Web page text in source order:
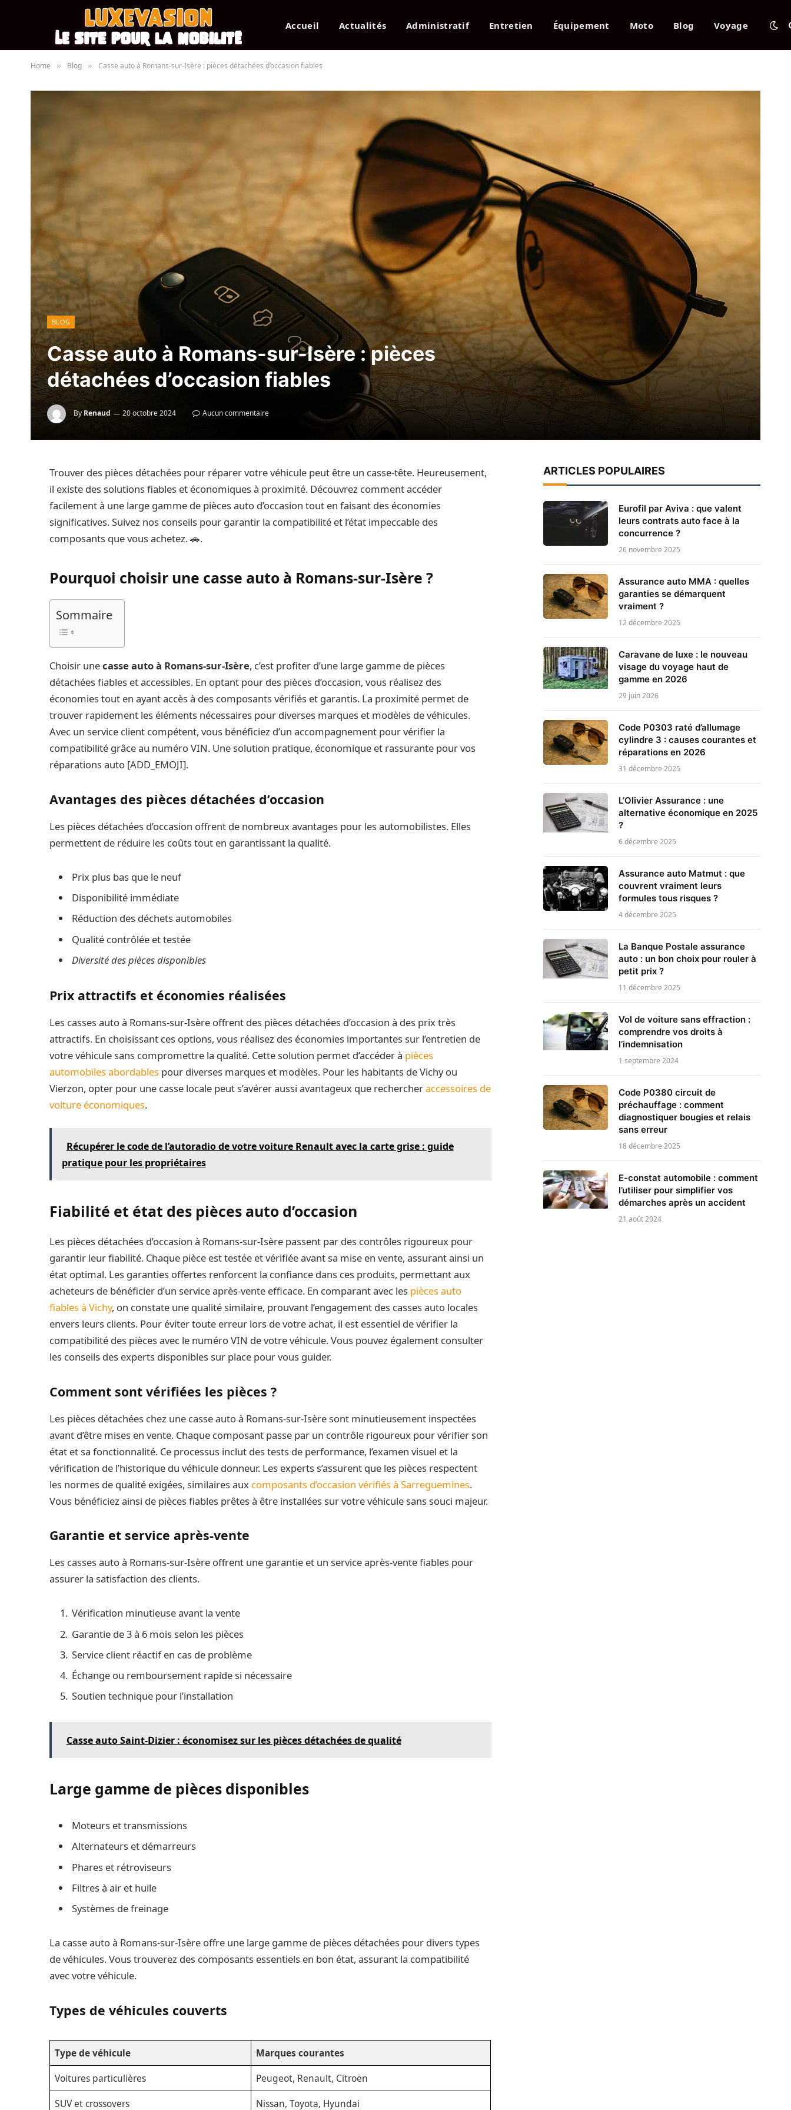
Accueil Actualités Administratif Entretien Équipement Moto Blog Voyage
Home » Blog » Casse auto à Romans-sur-Isère : pièces détachées d’occasion fiables
BLOG
Casse auto à Romans-sur-Isère : pièces
détachées d’occasion fiables
By Renaud 20 octobre 2024 Aucun commentaire
Trouver des pièces détachées pour réparer votre véhicule peut être un casse-tête. Heureusement,
il existe des solutions fiables et économiques à proximité. Découvrez comment accéder
facilement à une large gamme de pièces auto d’occasion tout en faisant des économies
significatives. Suivez nos conseils pour garantir la compatibilité et l’état impeccable des
composants que vous achetez. 🚗.
Pourquoi choisir une casse auto à Romans-sur-Isère ?
Sommaire
Choisir unecasse auto à Romans-sur-Isère, c’est profiter d’une large gamme de pièces
détachées fiables et accessibles. En optant pour des pièces d’occasion, vous réalisez des
économies tout en ayant accès à des composants vérifiés et garantis. La proximité permet de
trouver rapidement les éléments nécessaires pour diverses marques et modèles de véhicules.
Avec un service client compétent, vous bénéficiez d’un accompagnement pour vérifier la
compatibilité grâce au numéro VIN. Une solution pratique, économique et rassurante pour vos
réparations auto [ADD_EMOJI].
Avantages des pièces détachées d’occasion
Les pièces détachées d’occasion offrent de nombreux avantages pour les automobilistes. Elles
permettent de réduire les coûts tout en garantissant la qualité.
Prix plus bas que le neuf
Disponibilité immédiate
Réduction des déchets automobiles
Qualité contrôlée et testée
Diversité des pièces disponibles
Prix attractifs et économies réalisées
Les casses auto à Romans-sur-Isère offrent des pièces détachées d’occasion à des prix très
attractifs. En choisissant ces options, vous réalisez des économies importantes sur l’entretien de
votre véhicule sans compromettre la qualité. Cette solution permet d’accéder à pièces
automobiles abordables pour diverses marques et modèles. Pour les habitants de Vichy ou
Vierzon, opter pour une casse locale peut s’avérer aussi avantageux que rechercheraccessoires de
voiture économiques.
Récupérer le code de l’autoradio de votre voiture Renault avec la carte grise : guide
pratique pour les propriétaires
Fiabilité et état des pièces auto d’occasion
Les pièces détachées d’occasion à Romans-sur-Isère passent par des contrôles rigoureux pour
garantir leur fiabilité. Chaque pièce est testée et vérifiée avant sa mise en vente, assurant ainsi un
état optimal. Les garanties offertes renforcent la confiance dans ces produits, permettant aux
acheteurs de bénéficier d’un service après-vente efficace. En comparant avec les pièces auto
fiables à Vichy, on constate une qualité similaire, prouvant l’engagement des casses auto locales
envers leurs clients. Pour éviter toute erreur lors de votre achat, il est essentiel de vérifier la
compatibilité des pièces avec le numéro VIN de votre véhicule. Vous pouvez également consulter
les conseils des experts disponibles sur place pour vous guider.
Comment sont vérifiées les pièces ?
Les pièces détachées chez une casse auto à Romans-sur-Isère sont minutieusement inspectées
avant d’être mises en vente. Chaque composant passe par un contrôle rigoureux pour vérifier son
état et sa fonctionnalité. Ce processus inclut des tests de performance, l’examen visuel et la
vérification de l’historique du véhicule donneur. Les experts s’assurent que les pièces respectent
les normes de qualité exigées, similaires aux composants d’occasion vérifiés à Sarreguemines.
Vous bénéficiez ainsi de pièces fiables prêtes à être installées sur votre véhicule sans souci majeur.
Garantie et service après-vente
Les casses auto à Romans-sur-Isère offrent une garantie et un service après-vente fiables pour
assurer la satisfaction des clients.
Vérification minutieuse avant la vente
Garantie de 3 à 6 mois selon les pièces
Service client réactif en cas de problème
Échange ou remboursement rapide si nécessaire
Soutien technique pour l’installation
Casse auto Saint-Dizier : économisez sur les pièces détachées de qualité
Large gamme de pièces disponibles
Moteurs et transmissions
Alternateurs et démarreurs
Phares et rétroviseurs
Filtres à air et huile
Systèmes de freinage
La casse auto à Romans-sur-Isère offre une large gamme de pièces détachées pour divers types
de véhicules. Vous trouverez des composants essentiels en bon état, assurant la compatibilité
avec votre véhicule.
Types de véhicules couverts
Type de véhicule
Marques courantes
Voitures particulières
Peugeot, Renault, Citroën
SUV et crossovers
Nissan, Toyota, Hyundai
ARTICLES POPULAIRES
Eurofil par Aviva : que valent
leurs contrats auto face à la
concurrence ?
26 novembre 2025
Assurance auto MMA : quelles
garanties se démarquent
vraiment ?
12 décembre 2025
Caravane de luxe : le nouveau
visage du voyage haut de
gamme en 2026
29 juin 2026
Code P0303 raté d’allumage
cylindre 3 : causes courantes et
réparations en 2026
31 décembre 2025
L’Olivier Assurance : une
alternative économique en 2025
?
6 décembre 2025
Assurance auto Matmut : que
couvrent vraiment leurs
formules tous risques ?
4 décembre 2025
La Banque Postale assurance
auto : un bon choix pour rouler à
petit prix ?
11 décembre 2025
Vol de voiture sans effraction :
comprendre vos droits à
l’indemnisation
1 septembre 2024
Code P0380 circuit de
préchauffage : comment
diagnostiquer bougies et relais
sans erreur
18 décembre 2025
E-constat automobile : comment
l’utiliser pour simplifier vos
démarches après un accident
21 août 2024